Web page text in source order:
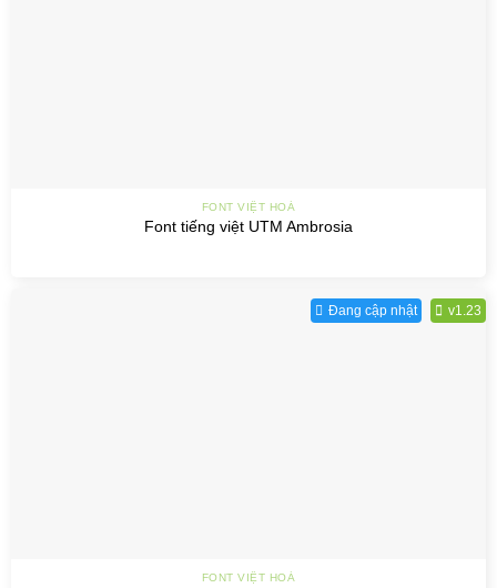
FONT VIỆT HOÁ
Font tiếng việt UTM Ambrosia
Đang cập nhật v1.23
FONT VIỆT HOÁ